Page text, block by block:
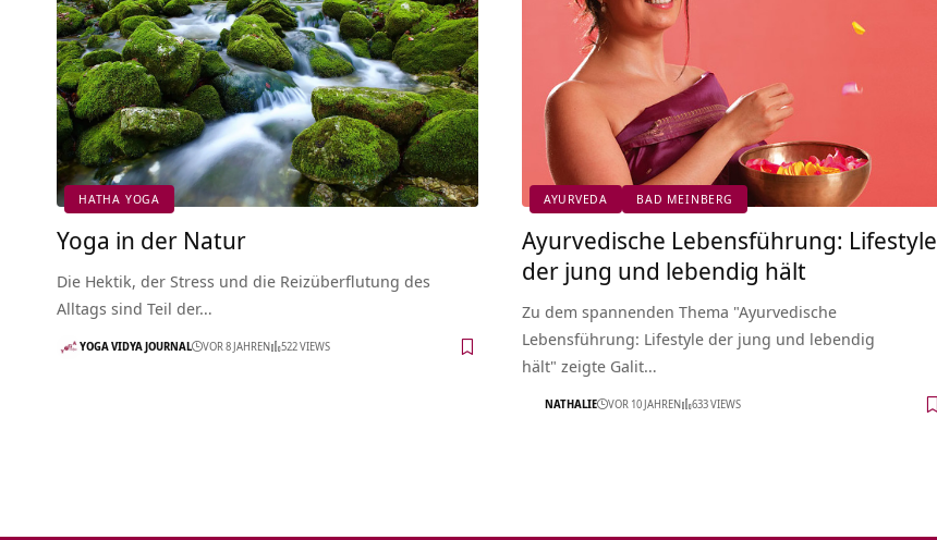
HATHA YOGA
Yoga in der Natur
Die Hektik, der Stress und die Reizüberflutung des
Alltags sind Teil der…
YOGA VIDYA JOURNAL VOR 8 JAHREN 522 VIEWS
AYURVEDA BAD MEINBERG
Ayurvedische Lebensführung: Lifestyle
der jung und lebendig hält
Zu dem spannenden Thema "Ayurvedische
Lebensführung: Lifestyle der jung und lebendig
hält" zeigte Galit…
NATHALIE VOR 10 JAHREN 633 VIEWS